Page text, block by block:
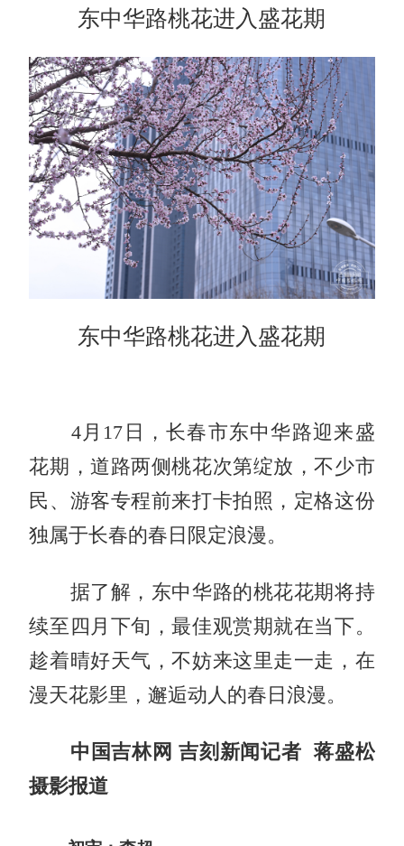
东中华路桃花进入盛花期
东中华路桃花进入盛花期
4月17日，长春市东中华路迎来盛
花期，道路两侧桃花次第绽放，不少市
民、游客专程前来打卡拍照，定格这份
独属于长春的春日限定浪漫。
据了解，东中华路的桃花花期将持
续至四月下旬，最佳观赏期就在当下。
趁着晴好天气，不妨来这里走一走，在
漫天花影里，邂逅动人的春日浪漫。
中国吉林网 吉刻新闻记者 蒋盛松
摄影报道